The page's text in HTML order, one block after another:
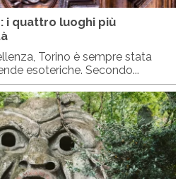
i quattro luoghi più
Torino è sempre stata
esoteriche. Secondo...